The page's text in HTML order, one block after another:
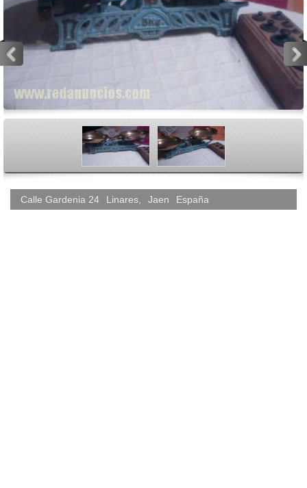
>
Calle Gardenia 24 Linares Jaen España